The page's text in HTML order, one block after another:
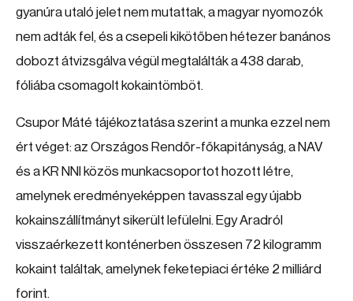
gyanúra utaló jelet nem mutattak, a magyar nyomozók
nem adták fel, és a csepeli kikötőben hétezer banános
dobozt átvizsgálva végül megtalálták a 438 darab,
fóliába csomagolt kokaintömböt.
Csupor Máté tájékoztatása szerint a munka ezzel nem
ért véget: az Országos Rendőr-főkapitányság, a NAV
és a KR NNI közös munkacsoportot hozott létre,
amelynek eredményeképpen tavasszal egy újabb
kokainszállítmányt sikerült lefülelni. Egy Aradról
visszaérkezett konténerben összesen 72 kilogramm
kokaint találtak, amelynek feketepiaci értéke 2 milliárd
forint.